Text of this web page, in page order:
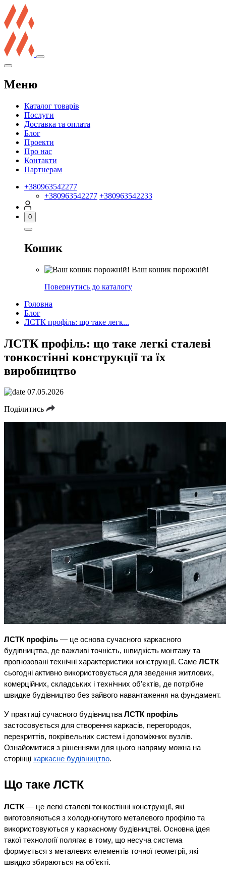
Меню
Каталог товарів
Послуги
Доставка та оплата
Блог
Проекти
Про нас
Контакти
Партнерам
+380963542277
+380963542277 +380963542233
0
Кошик
Ваш кошик порожній!
Повернутись до каталогу
Головна
Блог
ЛСТК профіль: що таке легк...
ЛСТК профіль: що таке легкі сталеві
тонкостінні конструкції та їх
виробництво
07.05.2026
Поділитись
ЛСТК профіль — це основа сучасного каркасного
будівництва, де важливі точність, швидкість монтажу та
прогнозовані технічні характеристики конструкції. Саме ЛСТК
сьогодні активно використовується для зведення житлових,
комерційних, складських і технічних об’єктів, де потрібне
швидке будівництво без зайвого навантаження на фундамент.
У практиці сучасного будівництва ЛСТК профіль
застосовується для створення каркасів, перегородок,
перекриттів, покрівельних систем і допоміжних вузлів.
Ознайомитися з рішеннями для цього напряму можна на
сторінці каркасне будівництво.
Що таке ЛСТК
ЛСТК — це легкі сталеві тонкостінні конструкції, які
виготовляються з холодногнутого металевого профілю та
використовуються у каркасному будівництві. Основна ідея
такої технології полягає в тому, що несуча система
формується з металевих елементів точної геометрії, які
швидко збираються на об’єкті.